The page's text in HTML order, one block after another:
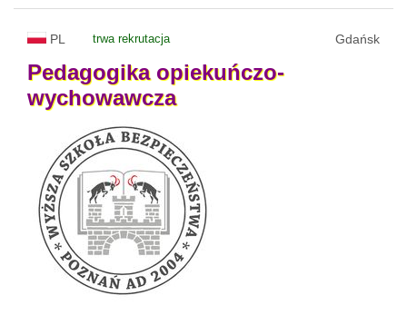
PL trwa rekrutacja Gdańsk
Pedagogika opiekuńczo-
wychowawcza